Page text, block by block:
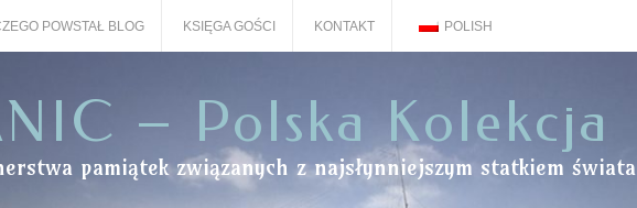
POWSTAŁ BLOG KSIĘGA GOŚCI KONTAKT POLISH
– Polska Kolekcja
pamiątek związanych z najsłynniejszym statkiem świata